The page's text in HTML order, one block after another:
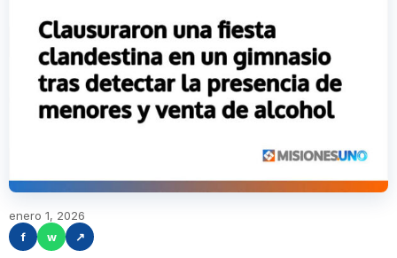
enero 1, 2026
f
w ↗